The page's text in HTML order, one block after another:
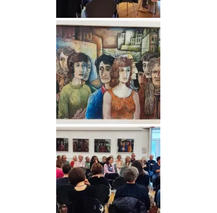
Medien (13)
Medien (15)